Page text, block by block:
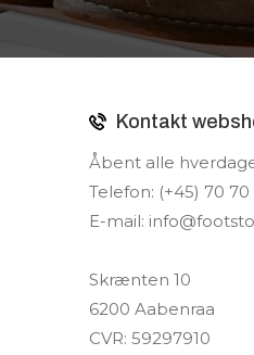
Kontakt
Åbent alle
Telefon: (+45) 70 70
E-mail:
Skrænten 10
6200 Aabenraa
CVR: 59297910